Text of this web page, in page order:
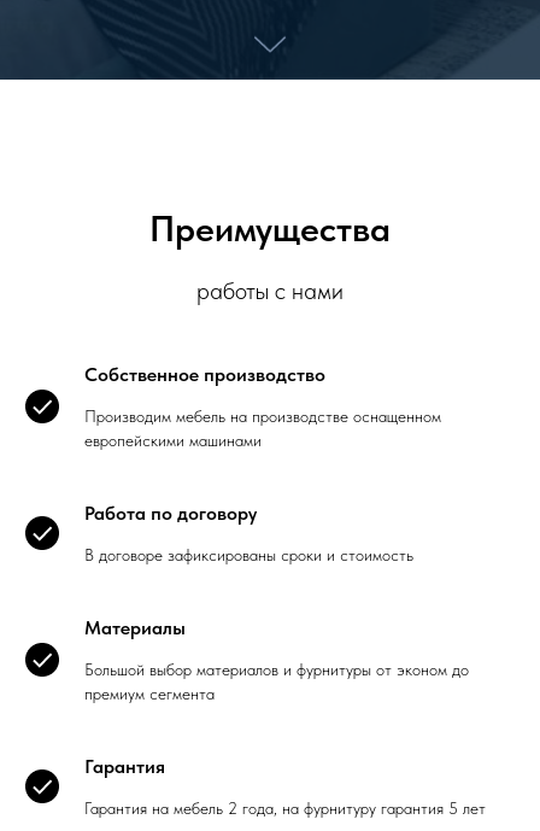
Преимущества
работы с нами
Собственное производство
Производим мебель на производстве оснащенном
европейскими машинами
Работа по договору
В договоре зафиксированы сроки и стоимость
Материалы
Большой выбор материалов и фурнитуры от эконом до
премиум сегмента
Гарантия
Гарантия на мебель 2 года, на фурнитуру гарантия 5 лет